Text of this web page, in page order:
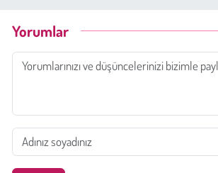
Yorumlar